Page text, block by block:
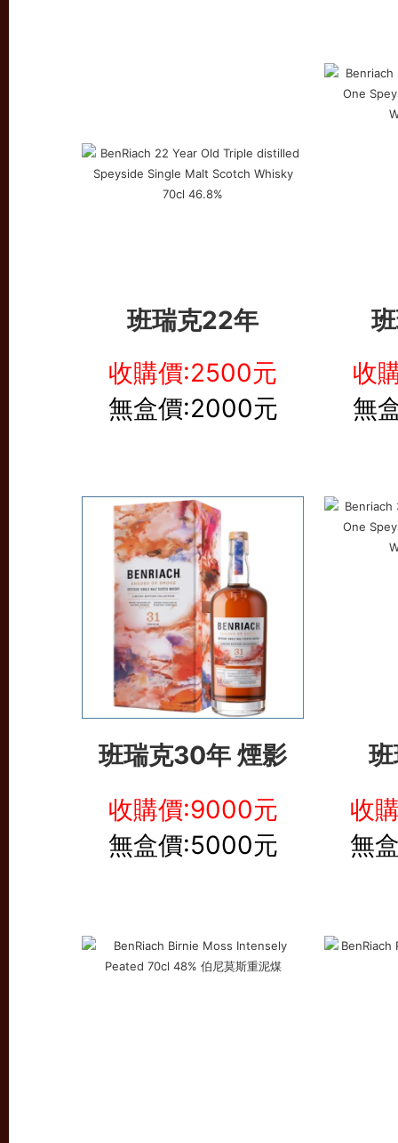
班瑞克22年
收購價:2500元
無盒價:2000元
收
無
班瑞克30年 煙影
收購價:9000元
無盒價:5000元
收
無